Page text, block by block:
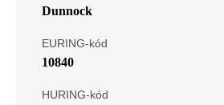
Dunnock
EURING-kód
10840
HURING-kód